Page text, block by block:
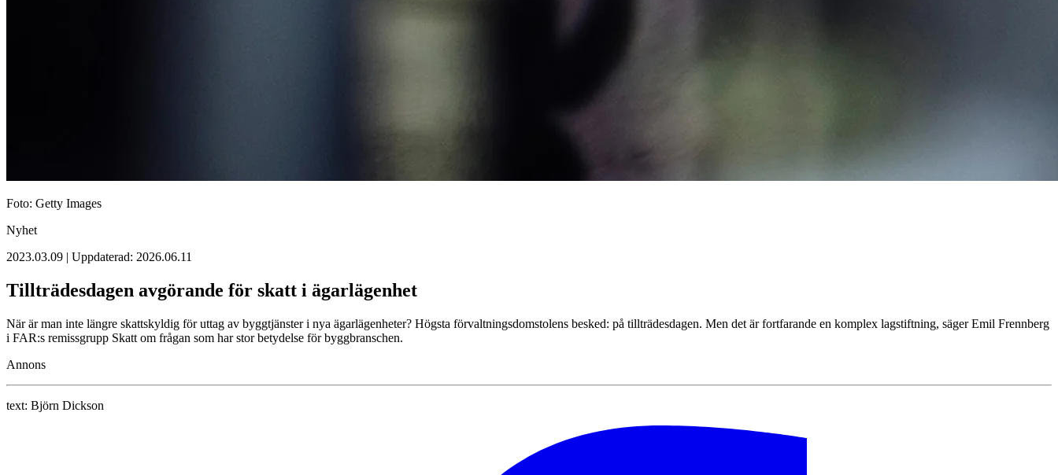
Foto: Getty Images
Nyhet
2023.03.09 | Uppdaterad: 2026.06.11
Tillträdesdagen avgörande för skatt i ägarlägenhet
När är man inte längre skattskyldig för uttag av byggtjänster i nya ägarlägenheter? Högsta förvaltningsdomstolens besked: på tillträdesdagen. Men det är fortfarande en komplex lagstiftning, säger Emil Frennberg
i FAR:s remissgrupp Skatt om frågan som har stor betydelse för byggbranschen.
Annons
text: Björn Dickson